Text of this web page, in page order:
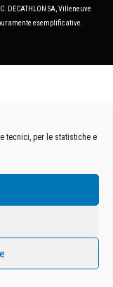
tecnici, per le statistiche e
DECATHLON SA, Villeneuve
esemplificative.